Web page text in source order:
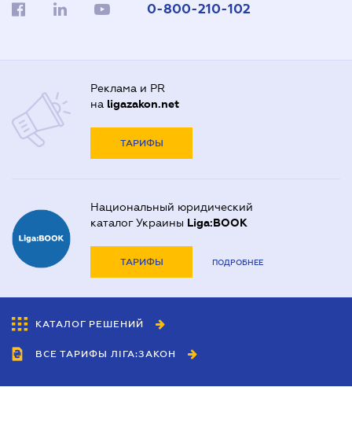
0-800-210-102
Реклама и PR
на ligazakon.net
ТАРИФЫ
Национальный юридический
каталог Украины Liga:BOOK
ТАРИФЫ ПОДРОБНЕЕ
КАТАЛОГ РЕШЕНИЙ
ВСЕ ТАРИФЫ ЛІГА:ЗАКОН